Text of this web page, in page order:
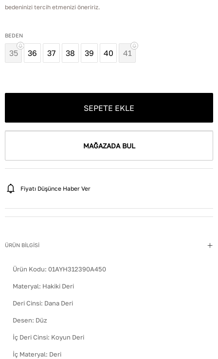
bedeninizi tercih etmenizi öneririz.
BEDEN
35 36 37 38 39 40 41
SEPETE EKLE
MAĞAZADA BUL
Fiyatı Düşünce Haber Ver
ÜRÜN BİLGİSİ
Ürün Kodu: 01AYH312390A450
Materyal: Hakiki Deri
Deri Cinsi: Dana Deri
Desen: Düz
İç Deri Cinsi: Koyun Deri
İç Materyal: Deri